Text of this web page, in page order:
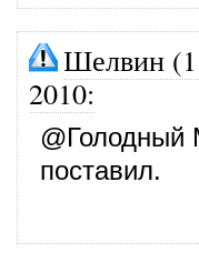
Шелвин
2010:
@Голодный
поставил.